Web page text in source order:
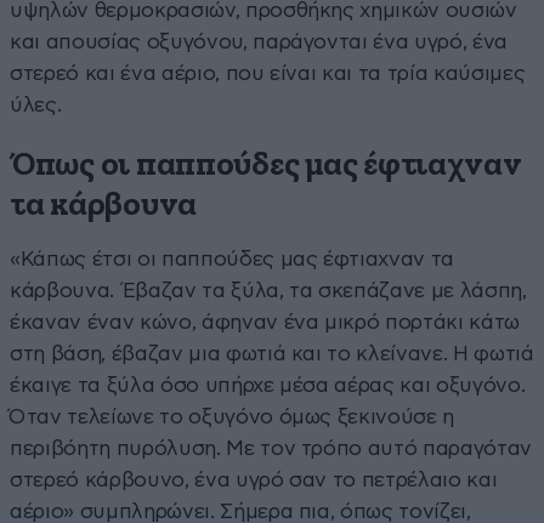
υψηλών θερμοκρασιών, προσθήκης χημικών ουσιών
και απουσίας οξυγόνου, παράγονται ένα υγρό, ένα
στερεό και ένα αέριο, που είναι και τα τρία καύσιμες
ύλες.
Όπως οι παππούδες μας έφτιαχναν
τα κάρβουνα
«Κάπως έτσι οι παππούδες μας έφτιαχναν τα
κάρβουνα. Έβαζαν τα ξύλα, τα σκεπάζανε με λάσπη,
έκαναν έναν κώνο, άφηναν ένα μικρό πορτάκι κάτω
στη βάση, έβαζαν μια φωτιά και το κλείνανε. Η φωτιά
έκαιγε τα ξύλα όσο υπήρχε μέσα αέρας και οξυγόνο.
Όταν τελείωνε το οξυγόνο όμως ξεκινούσε η
περιβόητη πυρόλυση. Με τον τρόπο αυτό παραγόταν
στερεό κάρβουνο, ένα υγρό σαν το πετρέλαιο και
αέριο» συμπληρώνει. Σήμερα πια, όπως τονίζει,